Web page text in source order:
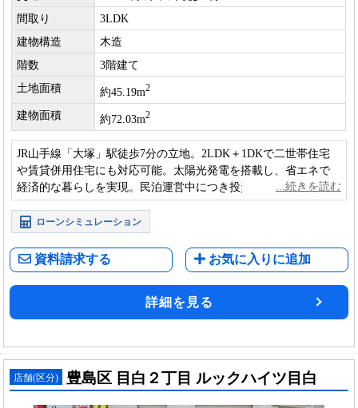
間取り
3LDK
建物構造
木造
階数
3階建て
土地面積
約45.19m2
建物面積 約72.03m2
JR山手線「大塚」駅徒歩7分の立地。2LDK＋1DKで二世帯住宅
や賃貸併用住宅にも対応可能。太陽光発電を搭載し、省エネで
経済的な暮らしを実現。民泊運営中につき投資・実需の両面で
魅力ある一邸です。
ローンシミュレーション
資料請求する お気に入りに追加
詳細を見る
店舗(区分) 豊島区 目白２丁目 ルックハイツ目白